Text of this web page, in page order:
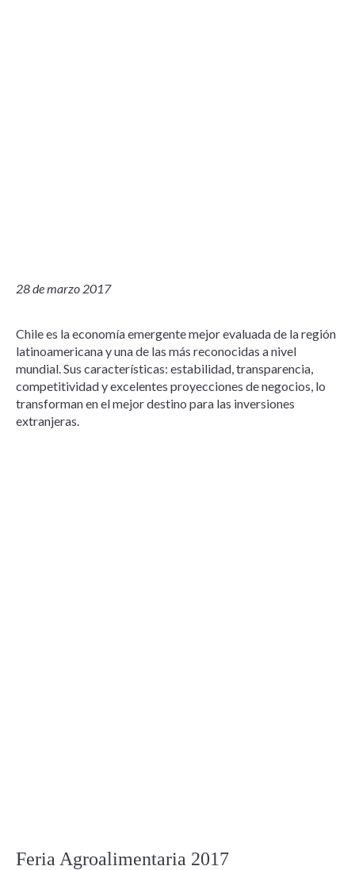
28 de marzo 2017
Chile es la economía emergente mejor evaluada de la región
latinoamericana y una de las más reconocidas a nivel
mundial. Sus características: estabilidad, transparencia,
competitividad y excelentes proyecciones de negocios, lo
transforman en el mejor destino para las inversiones
extranjeras.
Feria Agroalimentaria 2017